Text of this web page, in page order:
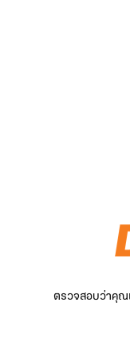
ตรวจสอบว่าคุณ